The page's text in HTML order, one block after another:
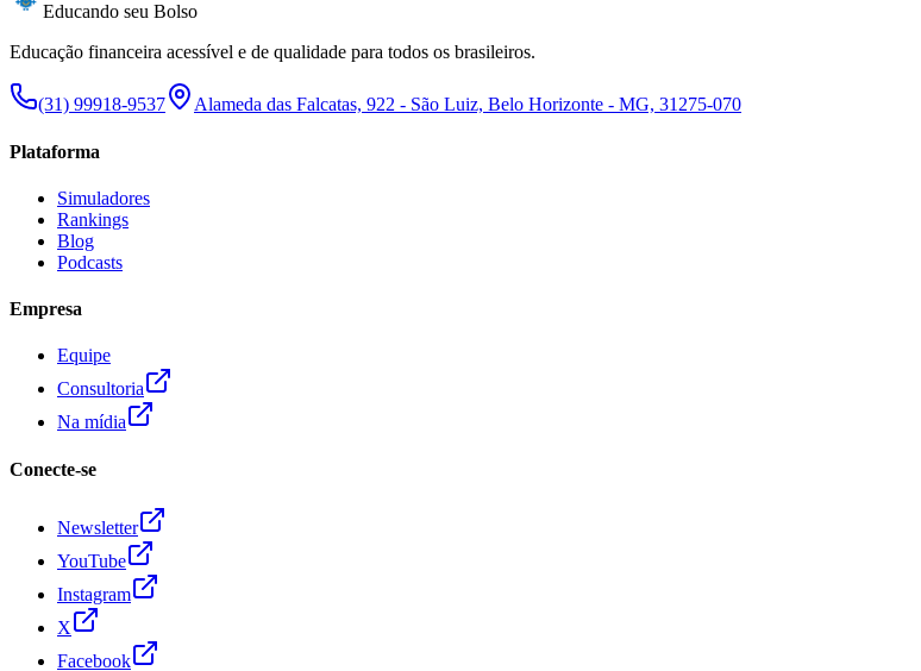
Educando seu Bolso
Educação financeira acessível e de qualidade para todos os brasileiros.
(31) 99918-9537 Alameda das Falcatas, 922 - São Luiz, Belo Horizonte - MG, 31275-070
Plataforma
Simuladores
Rankings
Blog
Podcasts
Empresa
Equipe
Consultoria
Na mídia
Conecte-se
Newsletter
YouTube
Instagram
X
Facebook